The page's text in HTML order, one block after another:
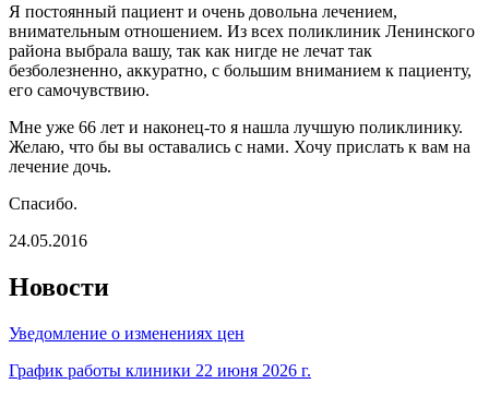
Я постоянный пациент и очень довольна лечением,
внимательным отношением. Из всех поликлиник Ленинского
района выбрала вашу, так как нигде не лечат так
безболезненно, аккуратно, с большим вниманием к пациенту,
его самочувствию.
Мне уже 66 лет и наконец-то я нашла лучшую поликлинику.
Желаю, что бы вы оставались с нами. Хочу прислать к вам на
лечение дочь.
Спасибо.
24.05.2016
Новости
Уведомление о изменениях цен
График работы клиники 22 июня 2026 г.